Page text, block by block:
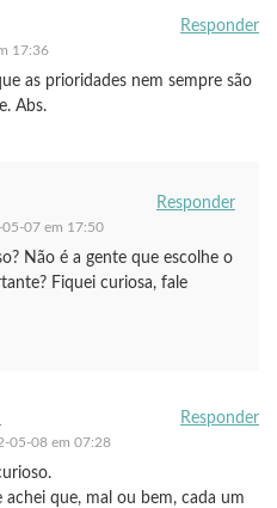
17:36
Responder
as prioridades nem sempre são
Abs.
07 em 17:50
Responder
Não é a gente que escolhe o
Fiquei curiosa, fale
05-08 em 07:28
Responder
achei que, mal ou bem, cada um